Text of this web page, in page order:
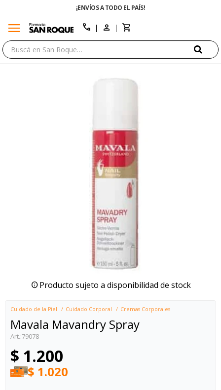
¡ENVÍOS A TODO EL PAÍS!
menu call
Producto sujeto a disponibilidad de stock
Cuidado de la Piel Cuidado Corporal Cremas Corporales
Mavala Mavandry Spray
79078
$ 1.200
$ 1.020
close